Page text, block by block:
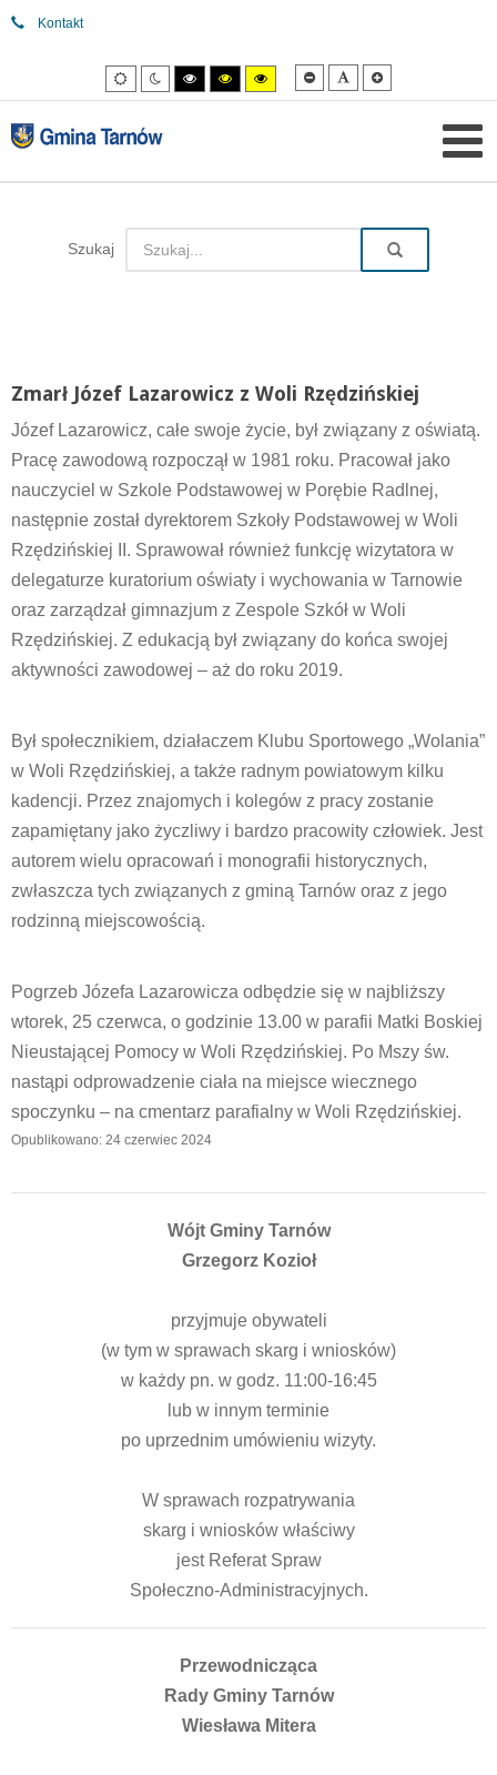
Kontakt
Tryb
domyślny
Tryb
nocny
Tryb
wysokiego
kontrastu
Tryb
wysokiego
kontrastu
Tryb
wysokiego
kontrastu
Mniejsza
czcionka
Domyślna
czcionka
Szukaj
Zmarł Józef Lazarowicz z Woli Rzędzińskiej
Józef Lazarowicz, całe swoje życie, był związany z oświatą.
Pracę zawodową rozpoczął w 1981 roku. Pracował jako
nauczyciel w Szkole Podstawowej w Porębie Radlnej,
następnie został dyrektorem Szkoły Podstawowej w Woli
Rzędzińskiej II. Sprawował również funkcję wizytatora w
delegaturze kuratorium oświaty i wychowania w Tarnowie
oraz zarządzał gimnazjum z Zespole Szkół w Woli
Rzędzińskiej. Z edukacją był związany do końca swojej
aktywności zawodowej – aż do roku 2019.
Był społecznikiem, działaczem Klubu Sportowego „Wolania”
w Woli Rzędzińskiej, a także radnym powiatowym kilku
kadencji. Przez znajomych i kolegów z pracy zostanie
zapamiętany jako życzliwy i bardzo pracowity człowiek. Jest
autorem wielu opracowań i monografii historycznych,
zwłaszcza tych związanych z gminą Tarnów oraz z jego
rodzinną miejscowością.
Pogrzeb Józefa Lazarowicza odbędzie się w najbliższy
wtorek, 25 czerwca, o godzinie 13.00 w parafii Matki Boskiej
Nieustającej Pomocy w Woli Rzędzińskiej. Po Mszy św.
nastąpi odprowadzenie ciała na miejsce wiecznego
spoczynku – na cmentarz parafialny w Woli Rzędzińskiej.
Opublikowano: 24 czerwiec 2024
Wójt Gminy Tarnów
Grzegorz Kozioł
przyjmuje obywateli
(w tym w sprawach skarg i wniosków)
w każdy pn. w godz. 11:00-16:45
lub w innym terminie
po uprzednim umówieniu wizyty.
W sprawach rozpatrywania
skarg i wniosków właściwy
jest Referat Spraw
Społeczno-Administracyjnych.
Przewodnicząca
Rady Gminy Tarnów
Wiesława Mitera